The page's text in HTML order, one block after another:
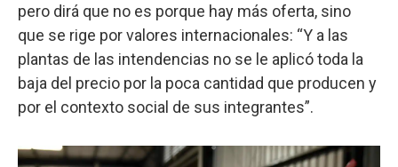
pero dirá que no es porque hay más oferta, sino
que se rige por valores internacionales: “Y a las
plantas de las intendencias no se le aplicó toda la
baja del precio por la poca cantidad que producen y
por el contexto social de sus integrantes”.